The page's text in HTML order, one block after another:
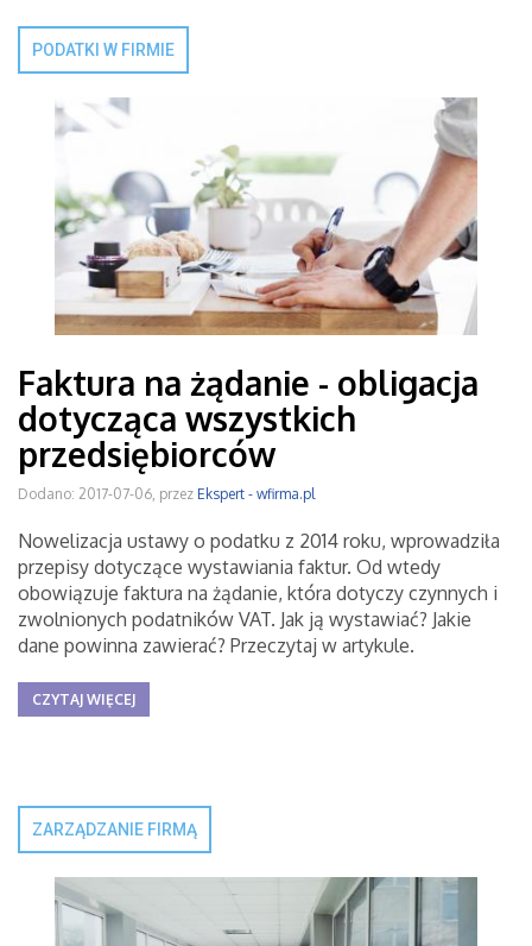
PODATKI W FIRMIE
Faktura na żądanie - obligacja
dotycząca wszystkich
przedsiębiorców
Dodano: 2017-07-06, przez Ekspert - wfirma.pl
Nowelizacja ustawy o podatku z 2014 roku, wprowadziła
przepisy dotyczące wystawiania faktur. Od wtedy
obowiązuje faktura na żądanie, która dotyczy czynnych i
zwolnionych podatników VAT. Jak ją wystawiać? Jakie
dane powinna zawierać? Przeczytaj w artykule.
CZYTAJ WIĘCEJ
ZARZĄDZANIE FIRMĄ